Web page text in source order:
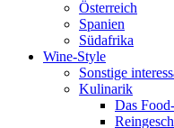
Österreich
Spanien
Südafrika
Wine-Style
Sonstige
Kulinarik
Das